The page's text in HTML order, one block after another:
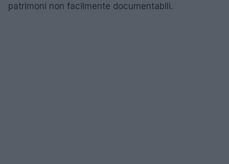
patrimoni non facilmente documentabili.